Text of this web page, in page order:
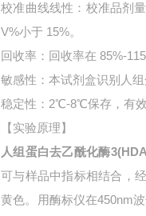
校准曲线线性：校准品剂
V%小于 15%。
回收率：回收率在 85%-
敏感性：本试剂盒识别人
稳定性：2℃-8℃保存，有效
【实验原理】
人组蛋白去乙酰化酶
可与样品中指标相结合，
黄色。用酶标仪在450nm